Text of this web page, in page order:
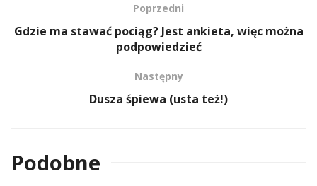
Poprzedni
Gdzie ma stawać pociąg? Jest ankieta, więc można
podpowiedzieć
Następny
Dusza śpiewa (usta też!)
Podobne